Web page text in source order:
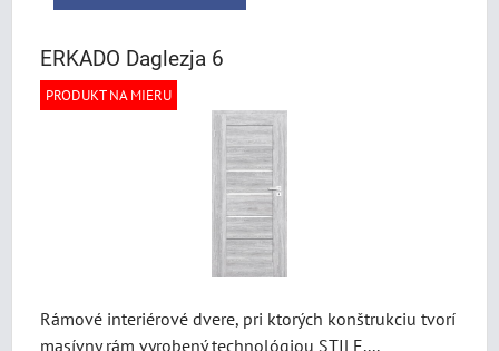
ERKADO Daglezja 6
PRODUKT NA MIERU
Rámové interiérové dvere, pri ktorých konštrukciu tvorí
masívny rám vyrobený technológiou STILE....